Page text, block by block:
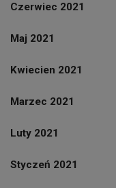
Czerwiec 2021
Maj 2021
Kwiecien 2021
Marzec 2021
Luty 2021
Styczeń 2021